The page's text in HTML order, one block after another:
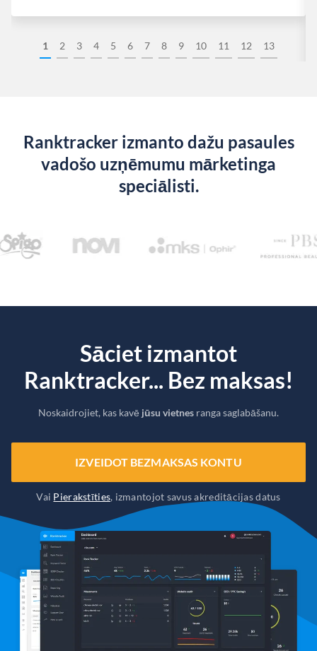
1 2 3 4 5 6 7 8 9 10 11 12 13
Ranktracker izmanto dažu pasaules
vadošo uzņēmumu mārketinga
speciālisti.
Sāciet izmantot
Ranktracker... Bez maksas!
Noskaidrojiet, kas kavē jūsu vietnes ranga saglabāšanu.
IZVEIDOT BEZMAKSAS KONTU
Vai Pierakstīties, izmantojot savus akreditācijas datus